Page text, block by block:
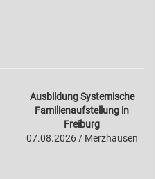
Ausbildung Systemische
Familienaufstellung in
Freiburg
07.08.2026 / Merzhausen